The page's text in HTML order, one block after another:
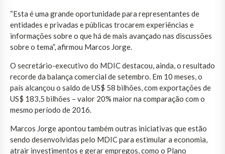
“Esta é uma grande oportunidade para representantes de
entidades e privadas e públicas trocarem experiências e
informações sobre o que há de mais avançado nas discussões
sobre o tema”, afirmou Marcos Jorge.
O secretário-executivo do MDIC destacou, ainda, o resultado
recorde da balança comercial de setembro. Em 10 meses, o
país alcançou o saldo de US$ 58 bilhões, com exportações de
US$ 183,5 bilhões – valor 20% maior na comparação com o
mesmo período de 2016.
Marcos Jorge apontou também outras iniciativas que estão
sendo desenvolvidas pelo MDIC para estimular a economia,
atrair investimentos e gerar empregos, como o Plano